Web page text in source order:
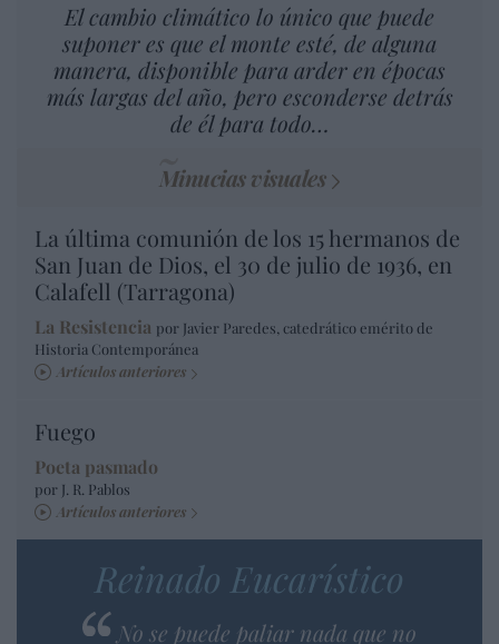
El cambio climático lo único que puede
suponer es que el monte esté, de alguna
manera, disponible para arder en épocas
más largas del año, pero esconderse detrás
de él para todo…
Minucias visuales
La última comunión de los 15 hermanos de
San Juan de Dios, el 30 de julio de 1936, en
Calafell (Tarragona)
La Resistencia por Javier Paredes, catedrático emérito de
Historia Contemporánea
Artículos anteriores
Fuego
Poeta pasmado
por J. R. Pablos
Artículos anteriores
Reinado Eucarístico
No se puede paliar nada que no